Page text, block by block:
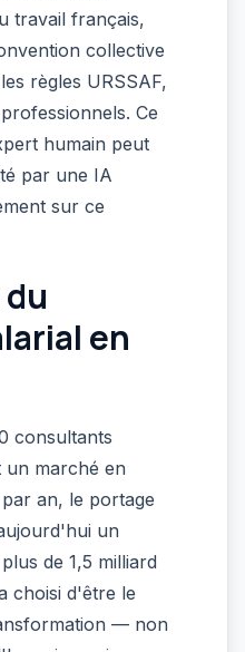
travail français,
collective
règles URSSAF,
Ce
humain peut
par une IA
sur ce
en
consultants
un marché en
an, le portage
un
de 1,5 milliard
choisi d'être le
— non